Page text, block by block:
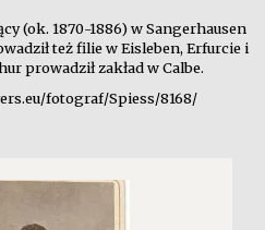
(ok. 1870-1886) w Sangerhausen
też filie w Eisleben, Erfurcie i
prowadził zakład w Calbe.
fotograf/Spiess/8168/